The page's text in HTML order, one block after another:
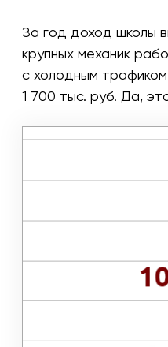
За год доход школы
крупных механик
с холодным
1 700 тыс. руб. Да,